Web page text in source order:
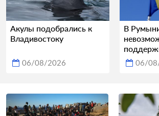
Акулы подобрались к
Владивостоку
06/08/2026
В
06/